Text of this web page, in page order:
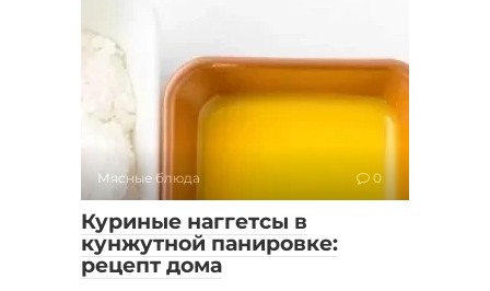
Мясные блюда 0
Куриные наггетсы в
кунжутной панировке:
рецепт дома